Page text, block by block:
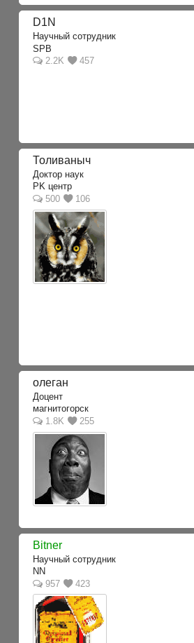
D1N
Научный сотрудник
SPB
2.2K
457
Толиваныч
Доктор наук
PK центр
500
106
олеган
Доцент
магнитогорск
1.8K
255
Bitner
Научный сотрудник
NN
957
423